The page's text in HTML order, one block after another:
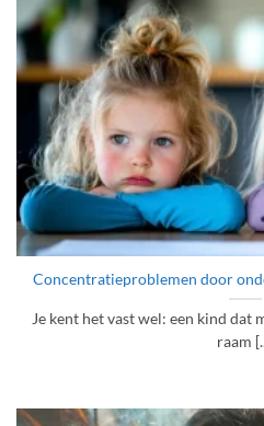
Concentratieproblemen door
Je kent het vast wel: een kind dat
raam